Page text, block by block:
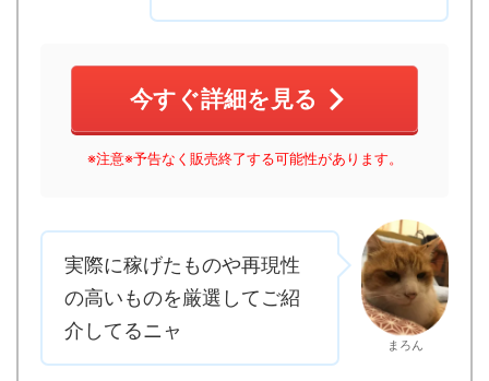
今すぐ詳細を見る
※注意※予告なく販売終了する可能性があります。
実際に稼げたものや再現性
の高いものを厳選してご紹
介してるニャ
まろん